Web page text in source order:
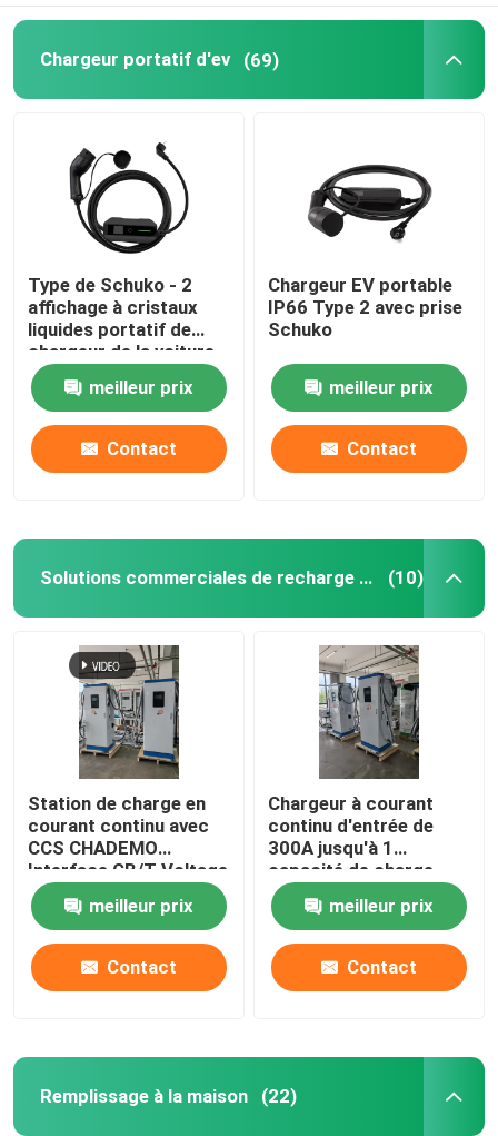
Chargeur portatif d'ev (69)
Type de Schuko - 2
affichage à cristaux
liquides portatif de
chargeur de la voiture
EV du chargeur 16A
230V d'EV et temps
programmés
meilleur prix
Contact
Chargeur EV portable
IP66 Type 2 avec prise
Schuko
meilleur prix
Contact
Solutions commerciales de recharge en courant continu (10)
Station de charge en
courant continu avec
CCS CHADEMO
Interface GB/T Voltage
de sortie standard
200-1000Vmeilleur prix
Contact
Chargeur à courant
continu d'entrée de
300A jusqu'à 1
capacité de charge
pour les besoins du
client
meilleur prix
Contact
Remplissage à la maison (22)